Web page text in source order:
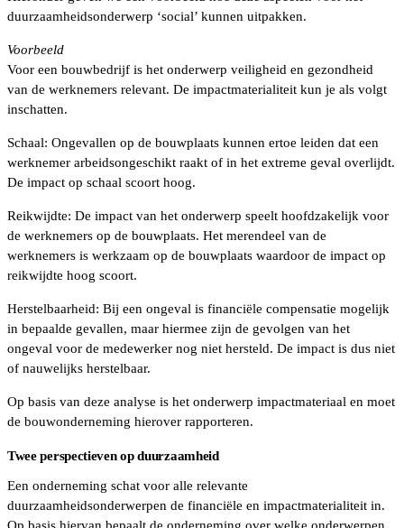
duurzaamheidsonderwerp ‘social’ kunnen uitpakken.
Voorbeeld
Voor een bouwbedrijf is het onderwerp veiligheid en gezondheid
van de werknemers relevant. De impactmaterialiteit kun je als volgt
inschatten.
Schaal: Ongevallen op de bouwplaats kunnen ertoe leiden dat een
werknemer arbeidsongeschikt raakt of in het extreme geval overlijdt.
De impact op schaal scoort hoog.
Reikwijdte: De impact van het onderwerp speelt hoofdzakelijk voor
de werknemers op de bouwplaats. Het merendeel van de
werknemers is werkzaam op de bouwplaats waardoor de impact op
reikwijdte hoog scoort.
Herstelbaarheid: Bij een ongeval is financiële compensatie mogelijk
in bepaalde gevallen, maar hiermee zijn de gevolgen van het
ongeval voor de medewerker nog niet hersteld. De impact is dus niet
of nauwelijks herstelbaar.
Op basis van deze analyse is het onderwerp impactmateriaal en moet
de bouwonderneming hierover rapporteren.
Twee perspectieven op duurzaamheid
Een onderneming schat voor alle relevante
duurzaamheidsonderwerpen de financiële en impactmaterialiteit in.